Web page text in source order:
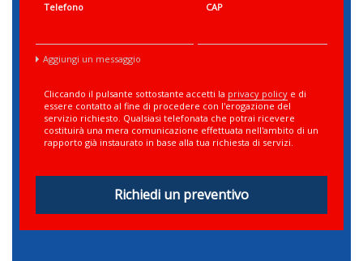
Telefono CAP
Aggiungi un messaggio
Cliccando il pulsante sottostante accetti la privacy policy e di
essere contatto al fine di procedere con l'erogazione del
servizio richiesto. Qualsiasi telefonata che potrai ricevere
costituirà una mera comunicazione effettuata nell'ambito di un
rapporto già instaurato in base alla tua richiesta di servizi.
Richiedi un preventivo